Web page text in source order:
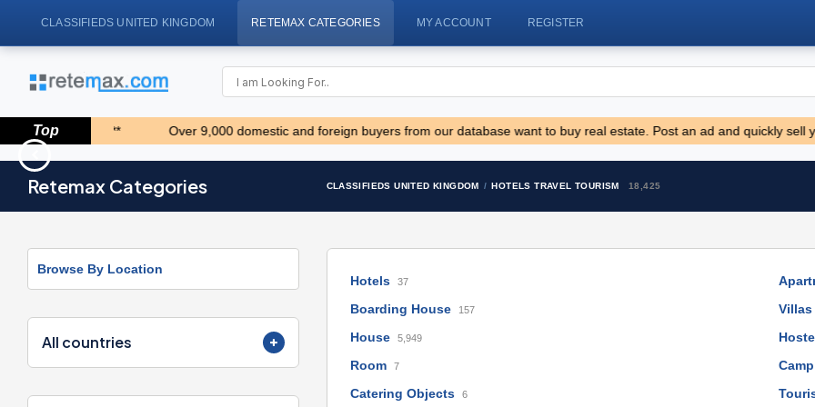
CLASSIFIEDS UNITED KINGDOM RETEMAX CATEGORIES MY ACCOUNT REGISTER
Top
hours!!! ***** Over 9,000 domestic and foreign buyers from our database want to buy real estate. Post an ad and quickly sell your
65' Bering Pilothouse 2013
1.657.800 EUR 30 EUR
Retemax Categories CLASSIFIEDS UNITED KINGDOM HOTELS TRAVEL TOURISM 18,425
Browse By Location
All countries
Hotels 37
Boarding House 157 Villas
House 5,949
Room 7 Camp
Catering Objects 6